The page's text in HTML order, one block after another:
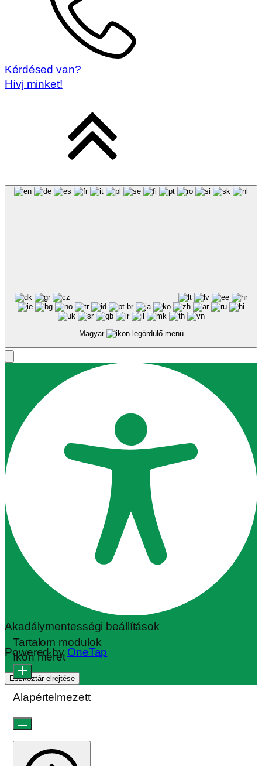
Kérdésed van?
Hívj minket!
Magyar
Akadálymentességi beállítások
Powered byOneTap
Eszköztár elrejtése
Tartalom modulok
Ikon méret
Alapértelmezett